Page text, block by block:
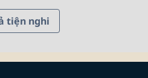
tiện nghi